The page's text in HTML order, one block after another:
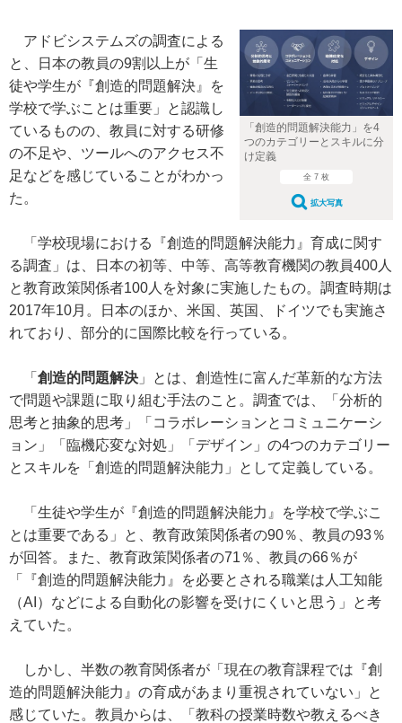
「創造的問題解決能力」を4
つのカテゴリーとスキルに分
け定義
全 7 枚
拡大写真
アドビシステムズの調査による
と、日本の教員の9割以上が「生
徒や学生が『創造的問題解決』を
学校で学ぶことは重要」と認識し
ているものの、教員に対する研修
の不足や、ツールへのアクセス不
足などを感じていることがわかっ
た。
「学校現場における『創造的問題解決能力』育成に関す
る調査」は、日本の初等、中等、高等教育機関の教員400人
と教育政策関係者100人を対象に実施したもの。調査時期は
2017年10月。日本のほか、米国、英国、ドイツでも実施さ
れており、部分的に国際比較を行っている。
「 創造的問題解決 」とは、創造性に富んだ革新的な方法
で問題や課題に取り組む手法のこと。調査では、「分析的
思考と抽象的思考」「コラボレーションとコミュニケーシ
ョン」「臨機応変な対処」「デザイン」の4つのカテゴリー
とスキルを「創造的問題解決能力」として定義している。
「生徒や学生が『創造的問題解決能力』を学校で学ぶこ
とは重要である」と、教育政策関係者の90％、教員の93％
が回答。また、教育政策関係者の71％、教員の66％が
「『創造的問題解決能力』を必要とされる職業は人工知能
（AI）などによる自動化の影響を受けにくいと思う」と考
えていた。
しかし、半数の教育関係者が「現在の教育課程では『創
造的問題解決能力』の育成があまり重視されていない」と
感じていた。教員からは、「教科の授業時数や教えるべき